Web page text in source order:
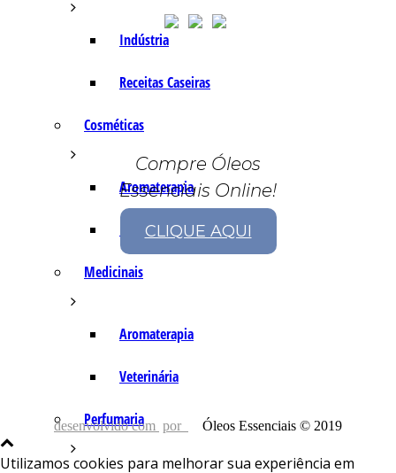
Indústria
Receitas Caseiras
Cosméticas
Aromaterapia
Fórmulas Caseiras
Medicinais
Aromaterapia
Veterinária
Perfumaria
Compre Óleos
Essenciais Online!
CLIQUE AQUI
desenvolvido com por Óleos Essenciais © 2019
Utilizamos cookies para melhorar sua experiência em